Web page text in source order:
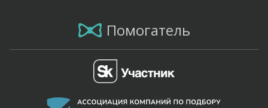
Помогатель